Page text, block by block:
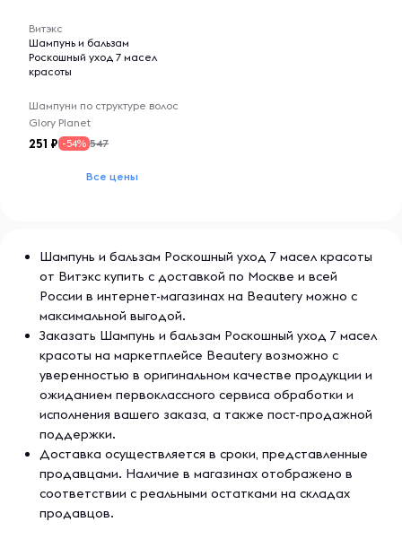
Витэкс
Шампунь и бальзам
Роскошный уход 7 масел
красоты
Шампуни по структуре волос
Glory Planet
251 -54% 547
Все цены
Шампунь и бальзам Роскошный уход 7 масел красоты
от Витэкс купить с доставкой по Москве и всей
России в интернет-магазинах на Beautery можно с
максимальной выгодой.
Заказать Шампунь и бальзам Роскошный уход 7 масел
красоты на маркетплейсе Beautery возможно с
уверенностью в оригинальном качестве продукции и
ожиданием первоклассного сервиса обработки и
исполнения вашего заказа, а также пост-продажной
поддержки.
Доставка осуществляется в сроки, представленные
продавцами. Наличие в магазинах отображено в
соответствии с реальными остатками на складах
продавцов.